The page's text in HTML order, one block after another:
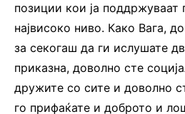
позиции кои ја поддржуваат
највисоко ниво. Како Вага,
за секогаш да ги ислушате
приказна, доволно сте
дружите со сите и доволно
го прифаќате и доброто и